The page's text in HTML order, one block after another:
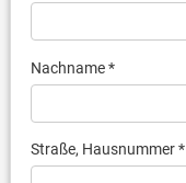
Nachname *
Straße, Hausnummer *